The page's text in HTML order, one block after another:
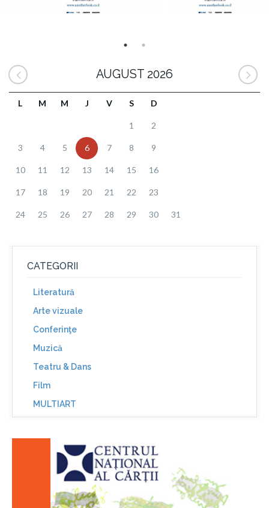
AUGUST 2026
L M M J V S D
1 2
3 4 5 6 7 8 9
10 11 12 13 14 15 16
17 18 19 20 21 22 23
24 25 26 27 28 29 30 31
CATEGORII
Literatură
Arte vizuale
Conferinţe
Muzică
Teatru & Dans
Film
MULTIART